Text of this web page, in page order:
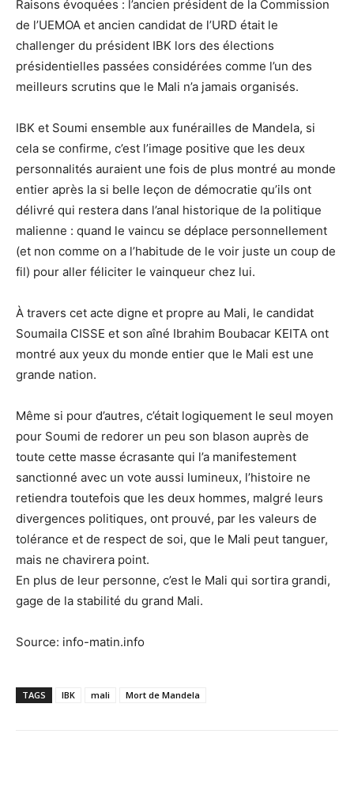
Raisons évoquées : l’ancien président de la Commission
de l’UEMOA et ancien candidat de l’URD était le
challenger du président IBK lors des élections
présidentielles passées considérées comme l’un des
meilleurs scrutins que le Mali n’a jamais organisés.
IBK et Soumi ensemble aux funérailles de Mandela, si
cela se confirme, c’est l’image positive que les deux
personnalités auraient une fois de plus montré au monde
entier après la si belle leçon de démocratie qu’ils ont
délivré qui restera dans l’anal historique de la politique
malienne : quand le vaincu se déplace personnellement
(et non comme on a l’habitude de le voir juste un coup de
fil) pour aller féliciter le vainqueur chez lui.
À travers cet acte digne et propre au Mali, le candidat
Soumaila CISSE et son aîné Ibrahim Boubacar KEITA ont
montré aux yeux du monde entier que le Mali est une
grande nation.
Même si pour d’autres, c’était logiquement le seul moyen
pour Soumi de redorer un peu son blason auprès de
toute cette masse écrasante qui l’a manifestement
sanctionné avec un vote aussi lumineux, l’histoire ne
retiendra toutefois que les deux hommes, malgré leurs
divergences politiques, ont prouvé, par les valeurs de
tolérance et de respect de soi, que le Mali peut tanguer,
mais ne chavirera point.
En plus de leur personne, c’est le Mali qui sortira grandi,
gage de la stabilité du grand Mali.
Source: info-matin.info
TAGS IBK mali Mort de Mandela